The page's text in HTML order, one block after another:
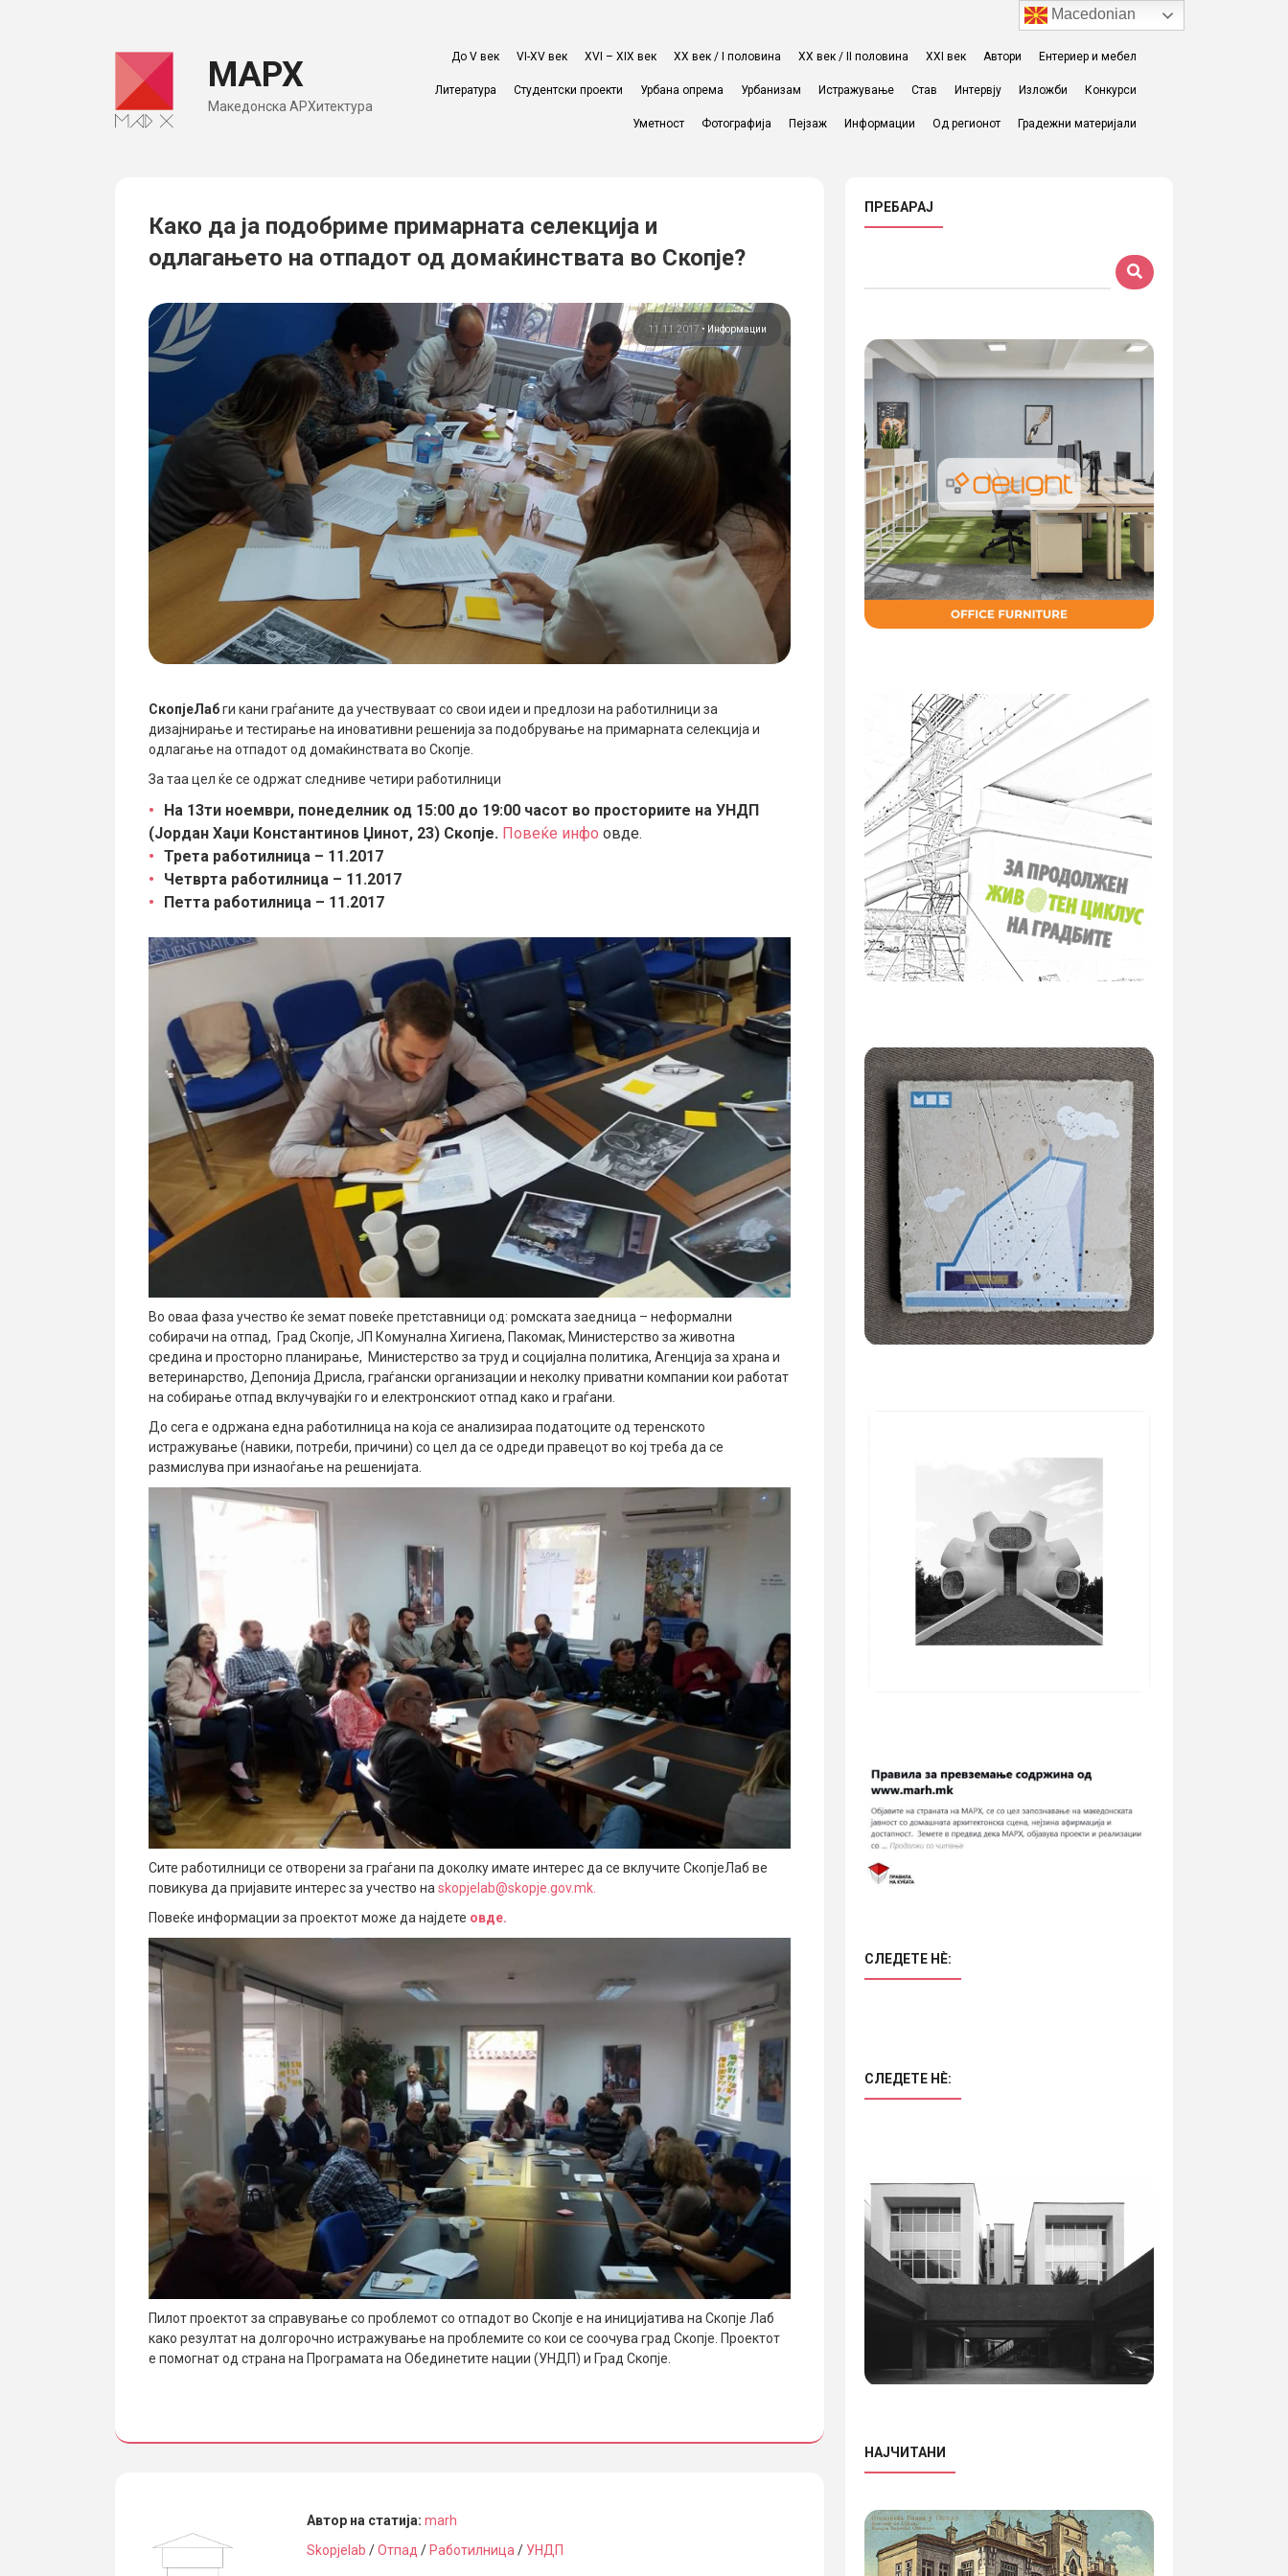
МАРХ
Македонска АРХитектура
До V век VI-XV век XVI – XIX век ХХ век / I половина ХХ век / II половина XXI век Автори Ентериер и мебел
Литература Студентски проекти Урбана опрема Урбанизам Истражување Став Интервју Изложби Конкурси
Уметност Фотографија Пејзаж Информации Од регионот Градежни материјали
Како да ја подобриме примарната селекција и
одлагањето на отпадот од домаќинствата во Скопје?
11.11.2017 • Информации
СкопјеЛабги кани граѓаните да учествуваат со свои идеи и предлози на работилници за
дизајнирање и тестирање на иновативни решенија за подобрување на примарната селекција и
одлагање на отпадот од домаќинствата во Скопје.
За таа цел ќе се одржат следниве четири работилници
На 13ти ноември, понеделник од 15:00 до 19:00 часот во просториите на УНДП
(Јордан Хаџи Константинов Џинот, 23) Скопје. Повеќе инфо овде.
Трета работилница – 11.2017
Четврта работилница – 11.2017
Петта работилница – 11.2017
Во оваа фаза учество ќе земат повеќе претставници од: ромската заедница – неформални
собирачи на отпад, Град Скопје, ЈП Комунална Хигиена, Пакомак, Министерство за животна
средина и просторно планирање, Министерство за труд и социјална политика, Агенција за храна и
ветеринарство, Депонија Дрисла, граѓански организации и неколку приватни компании кои работат
на собирање отпад вклучувајќи го и електронскиот отпад како и граѓани.
До сега е одржана една работилница на која се анализираа податоците од теренското
истражување (навики, потреби, причини) со цел да се одреди правецот во кој треба да се
размислува при изнаоѓање на решенијата.
Сите работилници се отворени за граѓани па доколку имате интерес да се вклучите СкопјеЛаб ве
повикува да пријавите интерес за учество на skopjelab@skopje.gov.mk.
Повеќе информации за проектот може да најдете овде.
Пилот проектот за справување со проблемот со отпадот во Скопје е на иницијатива на Скопје Лаб
како резултат на долгорочно истражување на проблемите со кои се соочува град Скопје. Проектот
е помогнат од страна на Програмата на Обединетите нации (УНДП) и Град Скопје.
Автор на статија: marh
Skopjelab /Отпад / Работилница / УНДП
ПРЕБАРАЈ
СЛЕДЕТЕ НÈ:
СЛЕДЕТЕ НÈ:
НАЈЧИТАНИ
Macedonian